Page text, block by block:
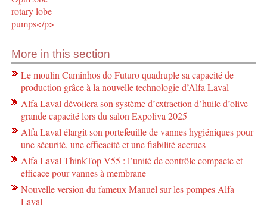
More in this section
Le moulin Caminhos do Futuro quadruple sa capacité de
production grâce à la nouvelle technologie d’Alfa Laval
Alfa Laval dévoilera son système d’extraction d’huile d’olive
grande capacité lors du salon Expoliva 2025
Alfa Laval élargit son portefeuille de vannes hygiéniques pour
une sécurité, une efficacité et une fiabilité accrues
Alfa Laval ThinkTop V55 : l’unité de contrôle compacte et
efficace pour vannes à membrane
Nouvelle version du fameux Manuel sur les pompes Alfa
Laval